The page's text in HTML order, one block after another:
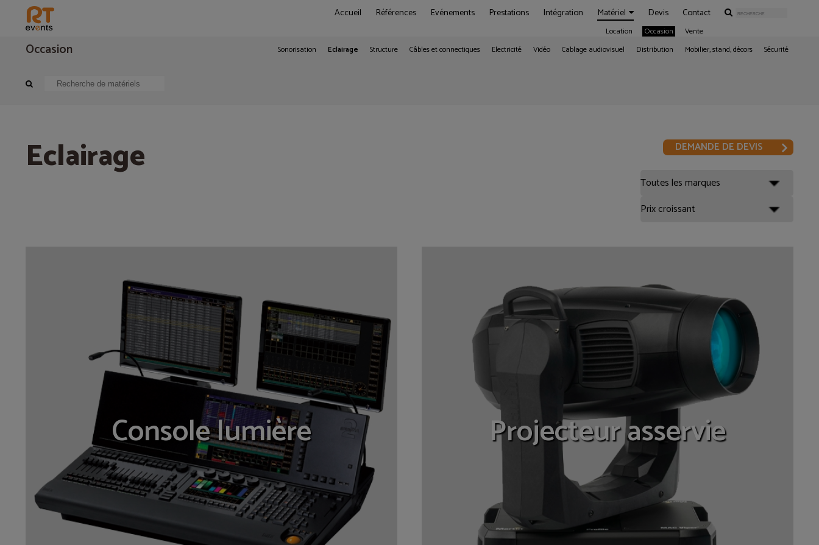
Accueil Références Evénements Prestations Intégration Matériel
Location Occasion Vente
Devis Contact
Occasion Sonorisation Eclairage Structure Câbles et connectiques Electricité Vidéo Cablage audiovisuel Distribution Mobilier, stand, décors Sécurité
Eclairage
Eclairage DEMANDE DE DEVIS
Console lumière Projecteur asservie